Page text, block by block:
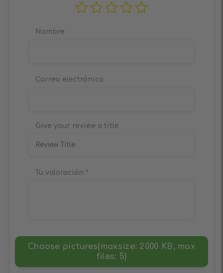
Give your review a title
Tu valoración *
Choose pictures(maxsize: 2000 KB, max
files: 5)
Nombre
Correo electrónico